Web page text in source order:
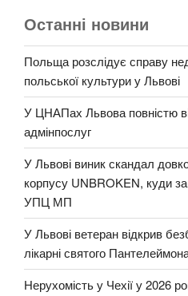
Останні новини
Польща розслідує справу
польської культури у Львові
У ЦНАПах Львова повністю
адмінпослуг
У Львові виник скандал
корпусу UNBROKEN, куди
УПЦ МП
У Львові ветеран відкрив
лікарні святого
Нерухомість у Чехії у 2026